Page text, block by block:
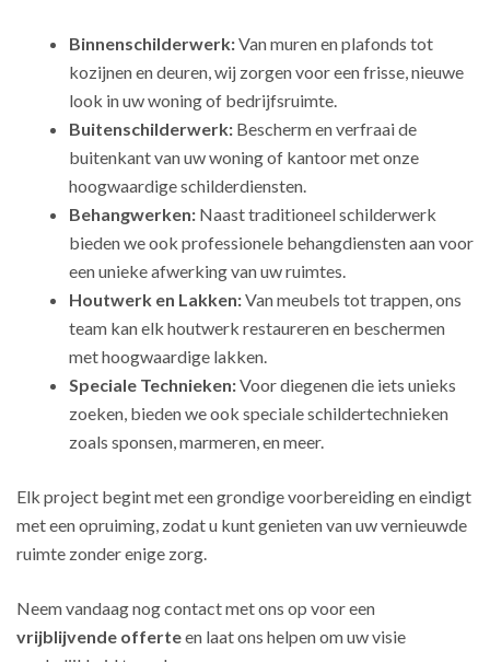
Binnenschilderwerk:Van muren en plafonds tot
kozijnen en deuren, wij zorgen voor een frisse, nieuwe
look in uw woning of bedrijfsruimte.
Buitenschilderwerk: Bescherm en verfraai de
buitenkant van uw woning of kantoor met onze
hoogwaardige schilderdiensten.
Behangwerken: Naast traditioneel schilderwerk
bieden we ook professionele behangdiensten aan voor
een unieke afwerking van uw ruimtes.
Houtwerk en Lakken:Van meubels tot trappen, ons
team kan elk houtwerk restaureren en beschermen
met hoogwaardige lakken.
Speciale Technieken:Voor diegenen die iets unieks
zoeken, bieden we ook speciale schildertechnieken
zoals sponsen, marmeren, en meer.
Elk project begint met een grondige voorbereiding en eindigt
met een opruiming, zodat u kunt genieten van uw vernieuwde
ruimte zonder enige zorg.
Neem vandaag nog contact met ons op voor een
vrijblijvende offerteen laat ons helpen om uw visie